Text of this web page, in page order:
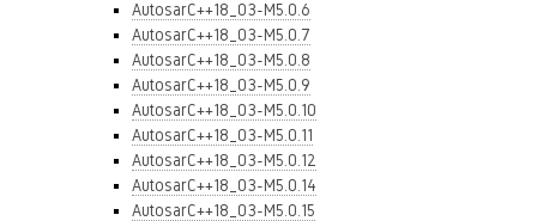
AutosarC++18_03-M5.0.6
AutosarC++18_03-M5.0.7
AutosarC++18_03-M5.0.8
AutosarC++18_03-M5.0.9
AutosarC++18_03-M5.0.10
AutosarC++18_03-M5.0.11
AutosarC++18_03-M5.0.12
AutosarC++18_03-M5.0.14
AutosarC++18_03-M5.0.15